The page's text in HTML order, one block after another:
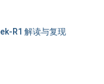
R1 解读与复现